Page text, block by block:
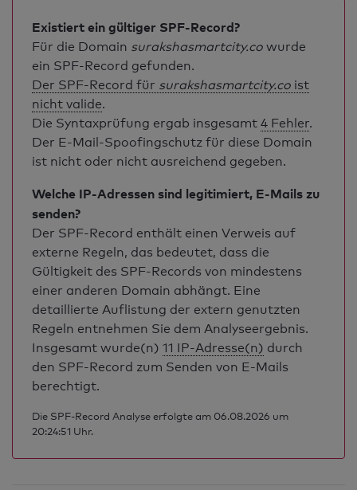
Existiert ein gültiger SPF-Record?
Für die Domain surakshasmartcity.co wurde
ein SPF-Record gefunden.
Der SPF-Record für surakshasmartcity.co ist
nicht valide.
Die Syntaxprüfung ergab insgesamt 4 Fehler.
Der E-Mail-Spoofingschutz für diese Domain
ist nicht oder nicht ausreichend gegeben.
Welche IP-Adressen sind legitimiert, E-Mails zu
senden?
Der SPF-Record enthält einen Verweis auf
externe Regeln, das bedeutet, dass die
Gültigkeit des SPF-Records von mindestens
einer anderen Domain abhängt. Eine
detaillierte Auflistung der extern genutzten
Regeln entnehmen Sie dem Analyseergebnis.
Insgesamt wurde(n) 11 IP-Adresse(n) durch
den SPF-Record zum Senden von E-Mails
berechtigt.
Die SPF-Record Analyse erfolgte am 06.08.2026 um
20:24:51 Uhr.